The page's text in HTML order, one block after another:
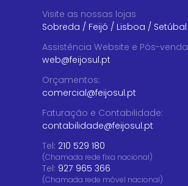
Visite as nossas lojas
Sobreda / Feijó / Lisboa / Setúbal
Assistência Website e Pós-venda
web@feijosul.pt
Orçamentos:
comercial@feijosul.pt
Faturação e Contabilidade:
contabilidade@feijosul.pt
Tel: 210 529 180
(Chamada rede fixa nacional)
Tel: 927 965 366
(Chamada rede móvel nacional)